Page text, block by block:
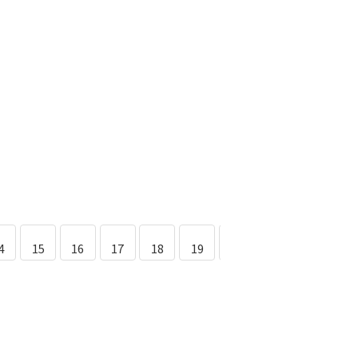
15 16 17 18 19